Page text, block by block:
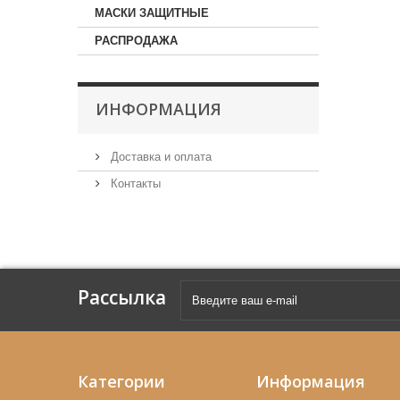
МАСКИ ЗАЩИТНЫЕ
РАСПРОДАЖА
ИНФОРМАЦИЯ
Доставка и оплата
Контакты
Рассылка
Категории Информация